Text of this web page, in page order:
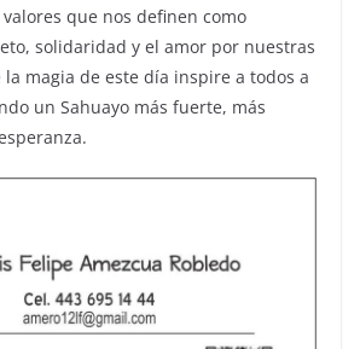
que nos definen como
solidaridad y el amor por nuestras
magia de este día inspire a todos a
un Sahuayo más fuerte, más